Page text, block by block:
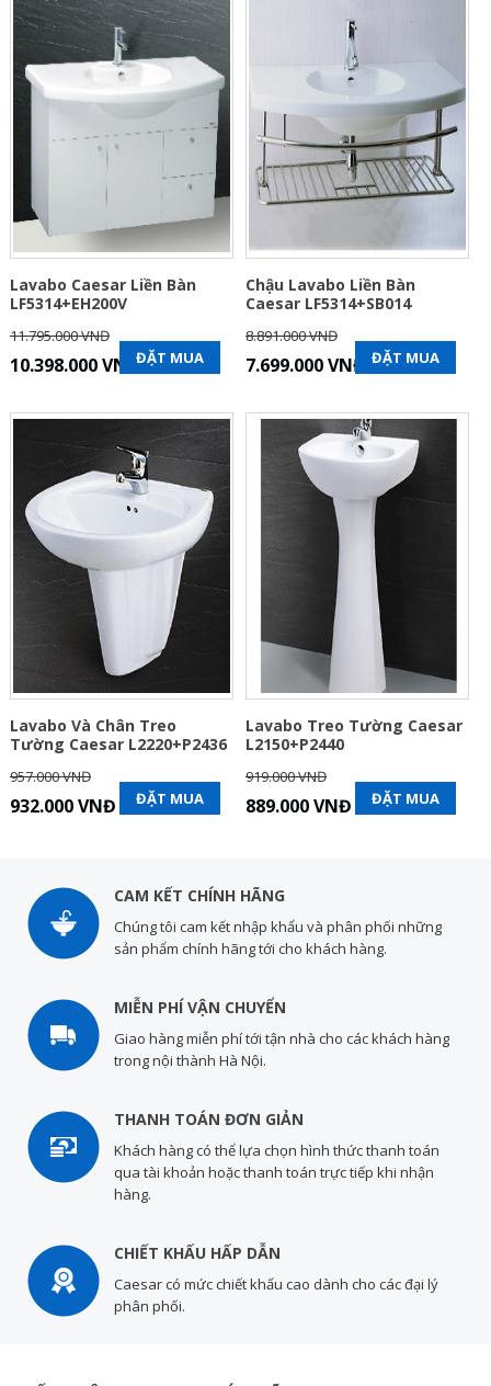
Lavabo Caesar Liền Bàn
LF5314+EH200V
11.795.000 VNĐ
10.398.000 VNĐĐẶT MUA
Chậu Lavabo Liền Bàn
Caesar LF5314+SB014
8.891.000 VNĐ
7.699.000 VNĐ ĐẶT MUA
Lavabo Và Chân Treo
Tường Caesar L2220+P2436
957.000 VNĐ
932.000 VNĐ ĐẶT MUA
Lavabo Treo Tường Caesar
L2150+P2440
919.000 VNĐ
889.000 VNĐ ĐẶT MUA
CAM KẾT CHÍNH HÃNG
Chúng tôi cam kết nhập khẩu và phân phối những
sản phẩm chính hãng tới cho khách hàng.
MIỄN PHÍ VẬN CHUYỂN
Giao hàng miễn phí tới tận nhà cho các khách hàng
trong nội thành Hà Nội.
THANH TOÁN ĐƠN GIẢN
Khách hàng có thể lựa chọn hình thức thanh toán
qua tài khoản hoặc thanh toán trực tiếp khi nhận
hàng.
CHIẾT KHẤU HẤP DẪN
Caesar có mức chiết khấu cao dành cho các đại lý
phân phối.